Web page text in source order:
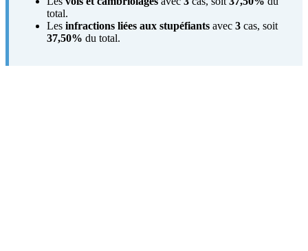
total.
Les infractions liées aux stupéfiants avec 3 cas, soit
37,50% du total.